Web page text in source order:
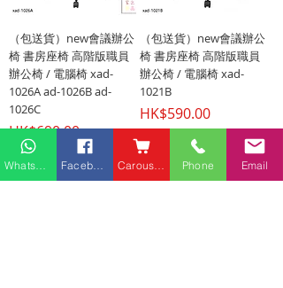
（包送貨）new會議辦公
椅 書房座椅 高階版職員
辦公椅 / 電腦椅 xad-
1026A ad-1026B ad-
1026C
價格
HK$690.00
（包送貨）new會議辦公
椅 書房座椅 高階版職員
辦公椅 / 電腦椅 xad-
1021B
價格
HK$590.00
Phone Email